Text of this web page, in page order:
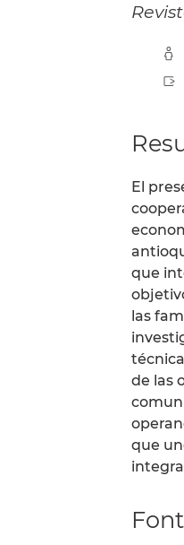
El
que
las
de las
que